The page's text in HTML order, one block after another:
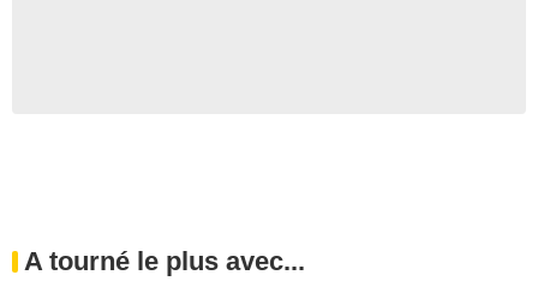
A tourné le plus avec...